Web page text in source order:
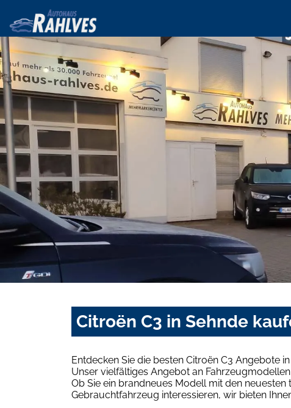
Citroën C3 in Sehnde
Entdecken Sie die besten Citroën C3 Angebote
Unser vielfältiges Angebot an
Ob Sie ein brandneues Modell mit den
Gebrauchtfahrzeug interessieren, wir bieten